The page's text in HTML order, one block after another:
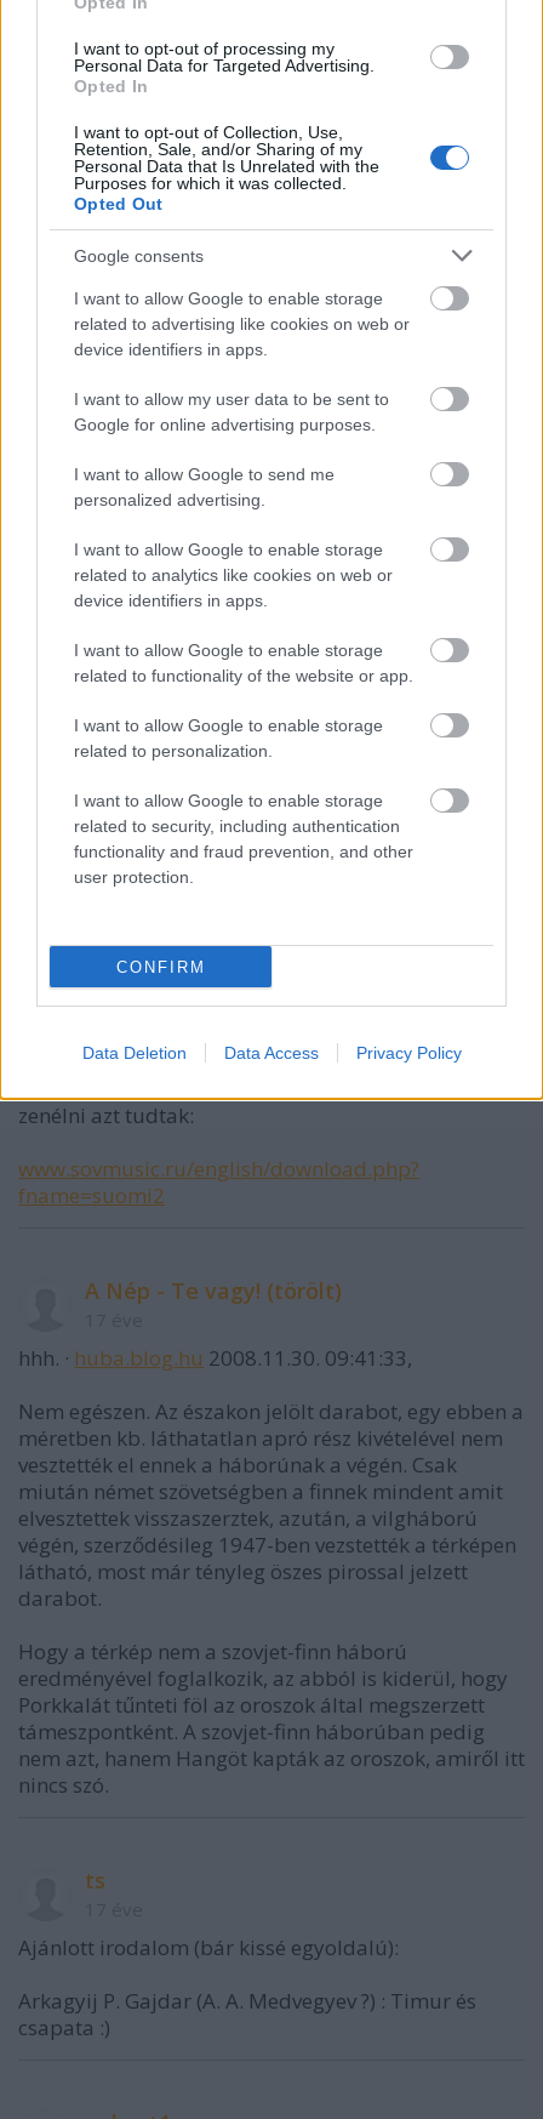
I want to opt-out of processing my
Personal Data for Targeted Advertising.
Opted In
I want to opt-out of Collection, Use,
Retention, Sale, and/or Sharing of my
Personal Data that Is Unrelated with the
Purposes for which it was collected.
Opted Out
Google consents
I want to allow Google to enable storage
related to advertising like cookies on web or
device identifiers in apps.
I want to allow my user data to be sent to
Google for online advertising purposes.
I want to allow Google to send me
personalized advertising.
I want to allow Google to enable storage
related to analytics like cookies on web or
device identifiers in apps.
I want to allow Google to enable storage
related to functionality of the website or app.
I want to allow Google to enable storage
related to personalization.
I want to allow Google to enable storage
related to security, including authentication
functionality and fraud prevention, and other
user protection.
CONFIRM
Data Deletion Data Access Privacy Policy
17 éve
szeretem ezt a blogot! további jó munkát:)
Feri
17 éve
Magyarország egy kb.400 fős önkéntes csapatot
békekötésre értek Finnországba (Lapuába).
Jó pont a magyaroknak, hogy 25 000 jelentkezőből
válogatták ki az elitet, míg pl. a britek a brit seregbe
nem került, tapasztalatlan "katonákat" küldte.
Ráadásul 1940 tavaszán magyar részről két másik
önkéntes csoport is alakulóban volt. Mannerheim a
Finnország költségén utaztak haza.
Példát vehetnénk a finnek hozzáálásán, ahogy a
háború után házat, földet kaptak az államtól.
helixP
A világ legsikeresebb mesterlövésze is ebben a
háborúban vált híressé:
17 éve
zenélni azt tudtak:
www.sovmusic.ru/english/download.php?
fname=suomi2
A Nép - Te vagy! (törölt)
hhh. · huba.blog.hu 2008.11.30. 09:41:33,
Nem egészen. Az északon jelölt darabot, egy ebben a
méretben kb. láthatatlan apró rész kivételével nem
vesztették el ennek a háborúnak a végén. Csak
miután német szövetségben a finnek mindent amit
elvesztettek visszaszerztek, azután, a vilgháború
végén, szerződésileg 1947-ben vezstették a térképen
látható, most már tényleg öszes pirossal jelzett
darabot.
Hogy a térkép nem a szovjet-finn háború
eredményével foglalkozik, az abból is kiderül, hogy
Porkkalát tűnteti föl az oroszok által megszerzett
támeszpontként. A szovjet-finn háborúban pedig
nem azt, hanem Hangöt kapták az oroszok, amiről itt
nincs szó.
ts
Ajánlott irodalom (bár kissé egyoldalú):
Arkagyij P. Gajdar (A. A. Medvegyev ?) : Timur és
csapata :)